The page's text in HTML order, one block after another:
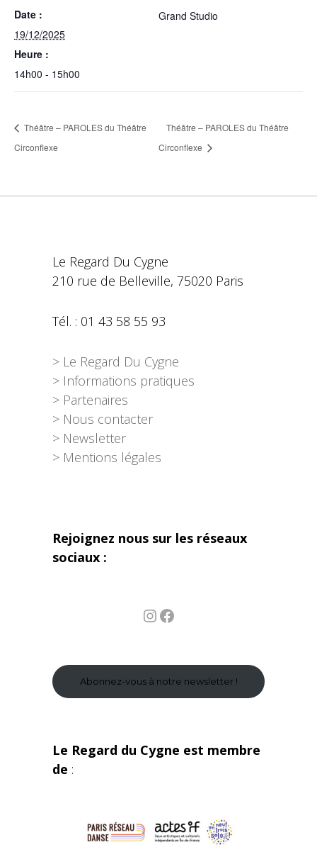
Date :
19/12/2025
Heure :
14h00 - 15h00
Grand Studio
Théâtre – PAROLES du Théâtre
Circonflexe
Théâtre – PAROLES du Théâtre
Circonflexe
Le Regard Du Cygne
210 rue de Belleville, 75020 Paris
Tél. : 01 43 58 55 93
> Le Regard Du Cygne
> Informations pratiques
> Partenaires
> Nous contacter
> Newsletter
> Mentions légales
Rejoignez nous sur les réseaux
sociaux :
InstagramFacebook
Abonnez-vous à notre newsletter !
Le Regard du Cygne est membre
de :